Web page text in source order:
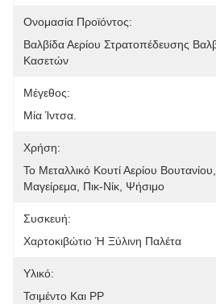
Ονομασία Προϊόντος:
Βαλβίδα Αερίου Στρατοπέδευσης
Κασετών
Μέγεθος:
Μία Ίντσα.
Χρήση:
Το Μεταλλικό Κουτί Αερίου
Μαγείρεμα, Πικ-Νίκ, Ψήσιμο
Συσκευή:
Χαρτοκιβώτιο Ή Ξύλινη Παλέτα
Υλικό:
Τσιμέντο Και PP